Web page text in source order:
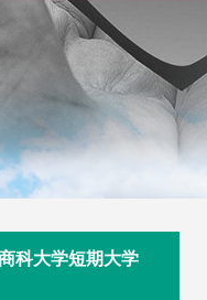
科大学短期大学